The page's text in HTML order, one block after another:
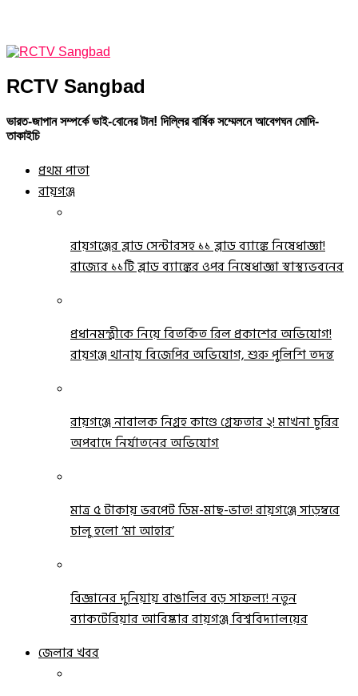
RCTV Sangbad
ভারত-জাপান সম্পর্কে ভাই-বোনের টান! দিল্লির বার্ষিক সম্মেলনে আবেগঘন মোদি-
তাকাইচি
প্রথম পাতা
রায়গঞ্জ
রায়গঞ্জের ব্লাড সেন্টারসহ ১১ ব্লাড ব্যাঙ্কে নিষেধাজ্ঞা!
রাজ্যের ১১টি ব্লাড ব্যাঙ্কের ওপর নিষেধাজ্ঞা স্বাস্থ্যভবনের
প্রধানমন্ত্রীকে নিয়ে বিতর্কিত রিল প্রকাশের অভিযোগ!
রায়গঞ্জ থানায় বিজেপির অভিযোগ, শুরু পুলিশি তদন্ত
রায়গঞ্জে নাবালক নিগ্রহ কাণ্ডে গ্রেফতার ২! মাখনা চুরির
অপবাদে নির্যাতনের অভিযোগ
মাত্র ৫ টাকায় ভরপেট ডিম-মাছ-ভাত! রায়গঞ্জে সাড়ম্বরে
চালু হলো ‘মা আহার’
বিজ্ঞানের দুনিয়ায় বাঙালির বড় সাফল্য! নতুন
ব্যাকটেরিয়ার আবিষ্কার রায়গঞ্জ বিশ্ববিদ্যালয়ের
জেলার খবর